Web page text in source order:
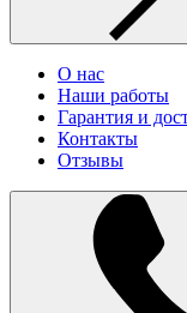
О нас
Наши работы
Гарантия и
Контакты
Отзывы